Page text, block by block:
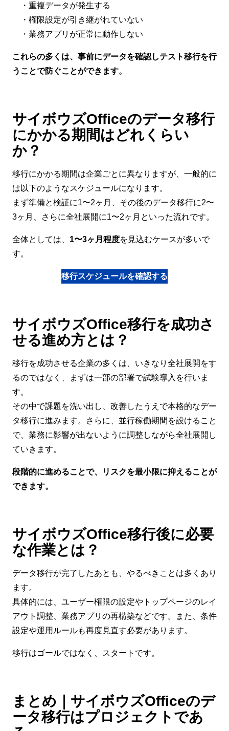
・重複データが発生する
・権限設定が引き継がれていない
・業務アプリが正常に動作しない
これらの多くは、事前にデータを確認しテスト移行を行
うことで防ぐことができます。
サイボウズOfficeのデータ移行
にかかる期間はどれくらい
か？
移行にかかる期間は企業ごとに異なりますが、一般的に
は以下のようなスケジュールになります。
まず準備と検証に1〜2ヶ月、その後のデータ移行に2〜
3ヶ月、さらに全社展開に1〜2ヶ月といった流れです。
全体としては、 1〜3ヶ月程度を見込むケースが多いで
す。
移行スケジュールを確認する
サイボウズOffice移行を成功さ
せる進め方とは？
移行を成功させる企業の多くは、いきなり全社展開をす
るのではなく、まずは一部の部署で試験導入を行いま
す。
その中で課題を洗い出し、改善したうえで本格的なデー
タ移行に進みます。さらに、並行稼働期間を設けること
で、業務に影響が出ないように調整しながら全社展開し
ていきます。
段階的に進めることで、リスクを最小限に抑えることが
できます。
サイボウズOffice移行後に必要
な作業とは？
データ移行が完了したあとも、やるべきことは多くあり
ます。
具体的には、ユーザー権限の設定やトップページのレイ
アウト調整、業務アプリの再構築などです。また、条件
設定や運用ルールも再度見直す必要があります。
移行はゴールではなく、スタートです。
まとめ｜サイボウズOfficeのデ
ータ移行はプロジェクトであ